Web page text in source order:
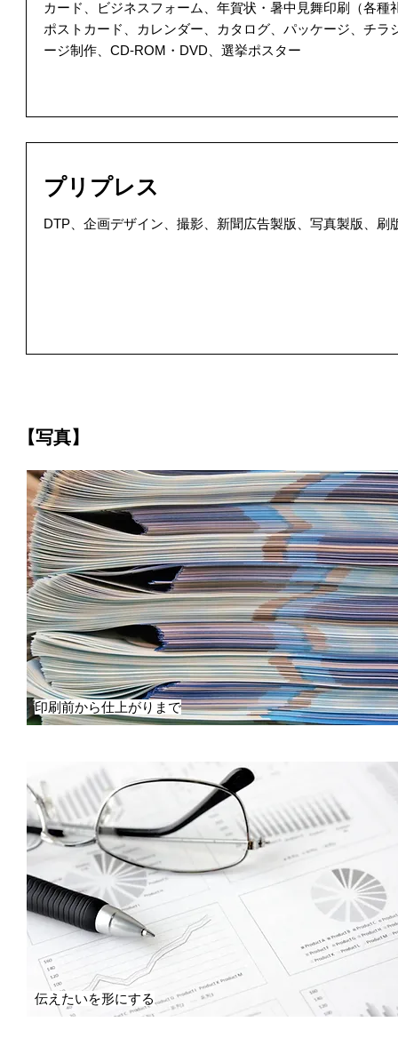
カード、ビジネスフォーム、年賀状・暑中見舞印刷（各種
ポストカード、カレンダー、カタログ、パッケージ、チラ
ージ制作、CD-ROM・DVD、選挙ポスター
プリプレス
DTP、企画デザイン、撮影、新聞広告製版、写真製版、刷
【写真】
印刷前から仕上がりまで
伝えたいを形にする